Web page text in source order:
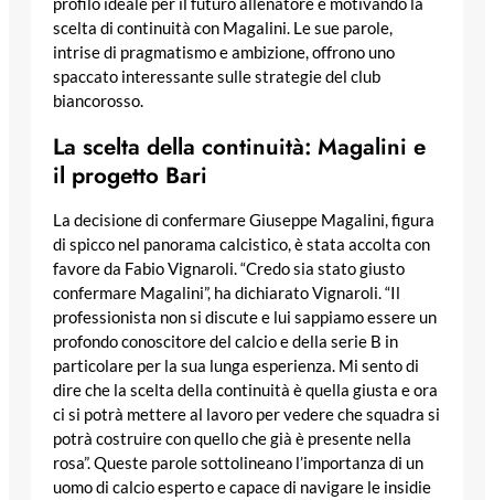
scelta di continuità con Magalini. Le sue parole,
intrise di pragmatismo e ambizione, offrono uno
spaccato interessante sulle strategie del club
biancorosso.
La scelta della continuità: Magalini e
il progetto Bari
La decisione di confermare Giuseppe Magalini, figura
di spicco nel panorama calcistico, è stata accolta con
favore da Fabio Vignaroli. “Credo sia stato giusto
confermare Magalini”, ha dichiarato Vignaroli. “Il
professionista non si discute e lui sappiamo essere un
profondo conoscitore del calcio e della serie B in
particolare per la sua lunga esperienza. Mi sento di
dire che la scelta della continuità è quella giusta e ora
ci si potrà mettere al lavoro per vedere che squadra si
potrà costruire con quello che già è presente nella
rosa”. Queste parole sottolineano l’importanza di un
uomo di calcio esperto e capace di navigare le insidie